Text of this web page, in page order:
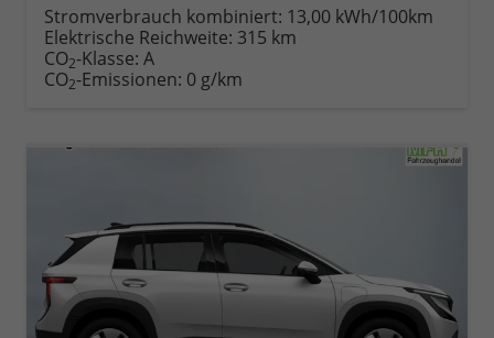
Stromverbrauch kombiniert: 13,00 kWh/100km
Elektrische Reichweite: 315 km
CO2-Klasse: A
CO2-Emissionen: 0 g/km